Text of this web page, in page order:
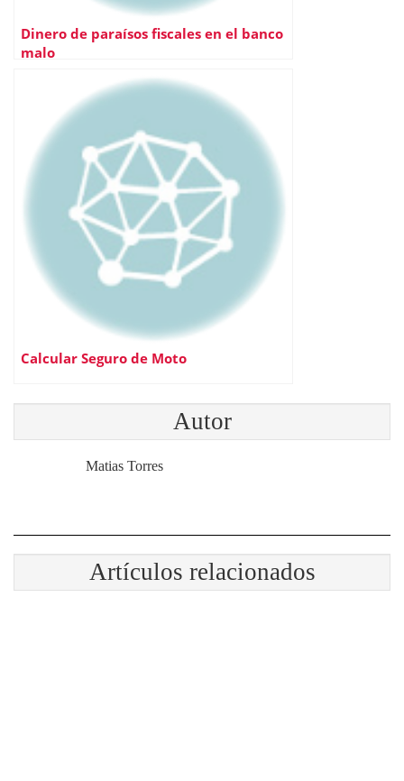
Dinero de paraísos fiscales en el banco
malo
Calcular Seguro de Moto
Autor
Matias Torres
Artículos relacionados